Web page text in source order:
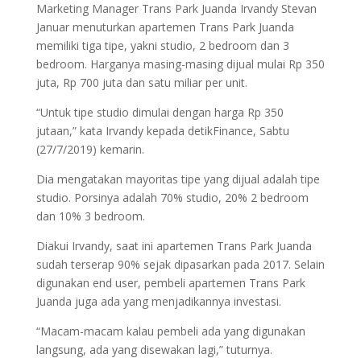
Marketing Manager Trans Park Juanda Irvandy Stevan
Januar menuturkan apartemen Trans Park Juanda
memiliki tiga tipe, yakni studio, 2 bedroom dan 3
bedroom. Harganya masing-masing dijual mulai Rp 350
juta, Rp 700 juta dan satu miliar per unit.
“Untuk tipe studio dimulai dengan harga Rp 350
jutaan,” kata Irvandy kepada detikFinance, Sabtu
(27/7/2019) kemarin.
Dia mengatakan mayoritas tipe yang dijual adalah tipe
studio. Porsinya adalah 70% studio, 20% 2 bedroom
dan 10% 3 bedroom.
Diakui Irvandy, saat ini apartemen Trans Park Juanda
sudah terserap 90% sejak dipasarkan pada 2017. Selain
digunakan end user, pembeli apartemen Trans Park
Juanda juga ada yang menjadikannya investasi.
“Macam-macam kalau pembeli ada yang digunakan
langsung, ada yang disewakan lagi,” tuturnya.